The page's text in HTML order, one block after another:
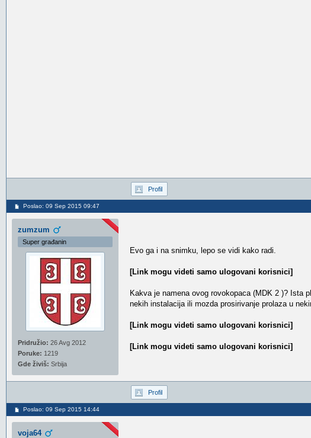
Profil
Poslao: 09 Sep 2015 09:47
zumzum
Super građanin
Pridružio: 26 Avg 2012
Poruke: 1219
Gde živiš: Srbija
Evo ga i na snimku, lepo se vidi kako radi.
[Link mogu videti samo ulogovani korisnici]
Kakva je namena ovog rovokopaca (MDK 2 )? Ista
nekih instalacija ili mozda prosirivanje prolaza u
[Link mogu videti samo ulogovani korisnici]
[Link mogu videti samo ulogovani korisnici]
Profil
Poslao: 09 Sep 2015 14:44
voja64